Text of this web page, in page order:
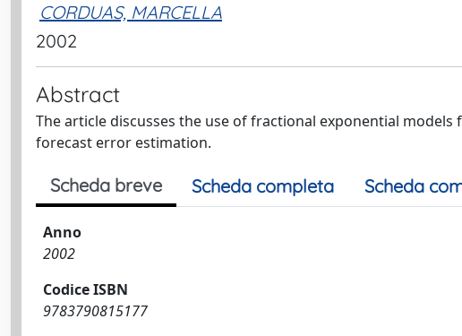
CORDUAS, MARCELLA
2002
Abstract
The article discusses the use of fractional exponential
forecast error estimation.
Scheda breve Scheda completa Scheda
Anno
2002
Codice ISBN
9783790815177